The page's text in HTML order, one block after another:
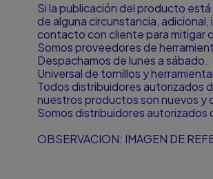
Si la publicación del producto
de alguna circunstancia,
contacto con cliente para mitigar
Somos proveedores de
Despachamos de lunes a sábado.
Universal de tornillos y
Todos distribuidores autorizados
nuestros productos son nuevos y
Somos distribuidores
OBSERVACION: IMAGEN DE